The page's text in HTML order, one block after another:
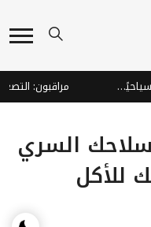
تهيئة قلعة السراجية بتعز لتكون معلمًا تاريخيًا وسياحيًا ومتنفسًا للمجتمع
السري
للأكل